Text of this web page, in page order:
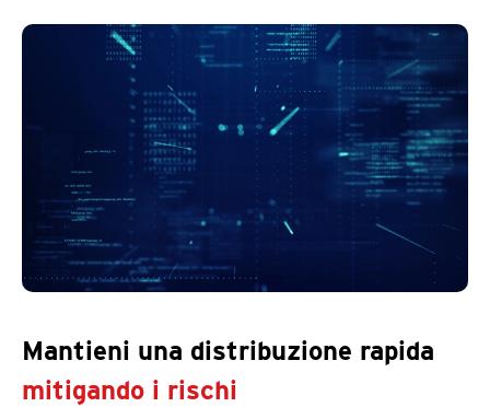
Mantieni una distribuzione rapida
mitigando i rischi